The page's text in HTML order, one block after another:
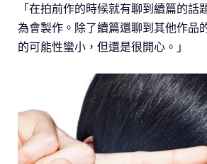
「在拍前作的時候就有聊到續篇的話
為會製作。除了續篇還聊到其他作品
的可能性蠻小，但還是很開心。」